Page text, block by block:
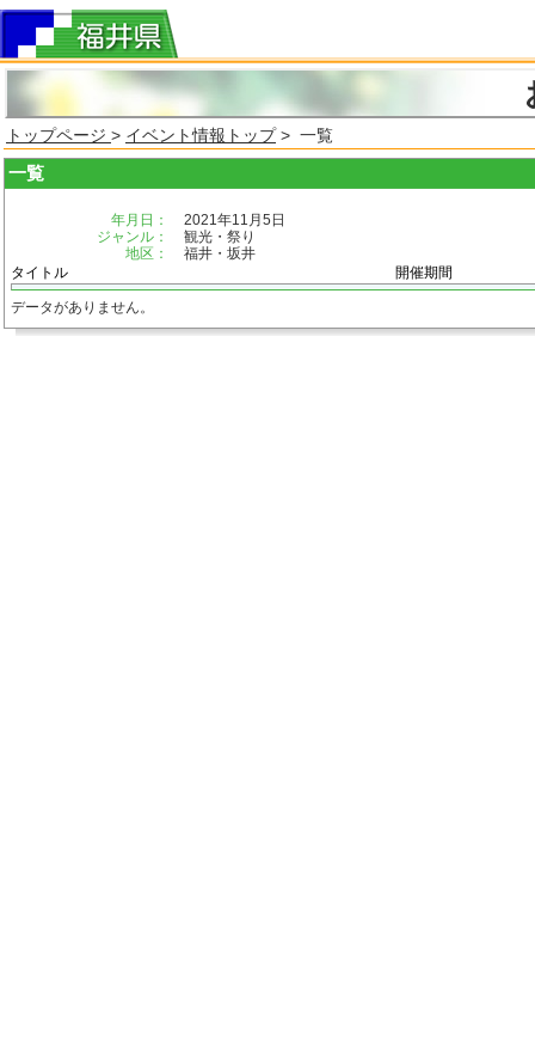
トップページ > イベント情報トップ> 一覧
一覧
年月日：
2021年11月5日
ジャンル：
観光・祭り
地区：
福井・坂井
タイトル
開催期間
データがありません。